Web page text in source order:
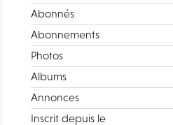
Abonnés
Abonnements
Photos
Albums
Annonces
Inscrit depuis le